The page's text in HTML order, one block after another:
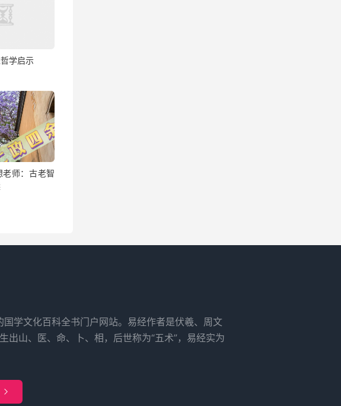
学启示
师：古老智
学文化百科全书门户网站。易经作者是伏羲、周文
出山、医、命、卜、相，后世称为“五术”，易经实为
